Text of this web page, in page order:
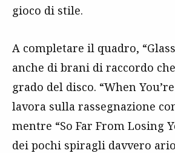
gioco di stile.
A completare il quadro,
anche di brani di raccordo
grado del disco. “When
lavora sulla rassegnazione
mentre “So Far From Losing
dei pochi spiragli davvero